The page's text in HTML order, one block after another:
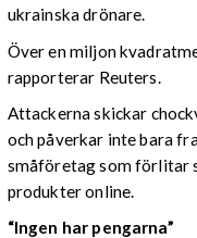
ukrainska drönare.
Över en miljon
rapporterar Reuters.
Attackerna skickar
och påverkar inte bara
småföretag som förlitar
produkter online.
“Ingen har pengarna”